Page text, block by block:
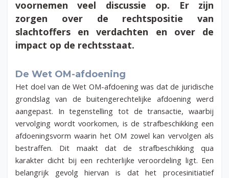
voornemen veel discussie op. Er zijn
zorgen over de rechtspositie van
slachtoffers en verdachten en over de
impact op de rechtsstaat.
De Wet OM-afdoening
Het doel van de Wet OM-afdoening was dat de juridische
grondslag van de buitengerechtelijke afdoening werd
aangepast. In tegenstelling tot de transactie, waarbij
vervolging wordt voorkomen, is de strafbeschikking een
afdoeningsvorm waarin het OM zowel kan vervolgen als
bestraffen. Dit maakt dat de strafbeschikking qua
karakter dicht bij een rechterlijke veroordeling ligt. Een
belangrijk gevolg hiervan is dat het procesinitiatief